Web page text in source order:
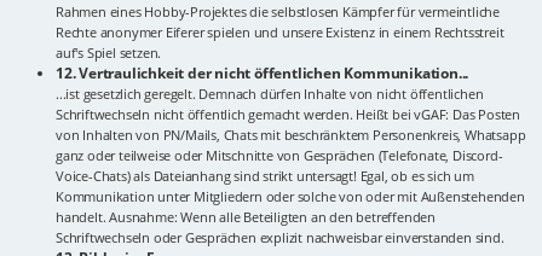
Rahmen eines Hobby-Projektes die selbstlosen Kämpfer für vermeintliche
Rechte anonymer Eiferer spielen und unsere Existenz in einem Rechtsstreit
auf's Spiel setzen.
12. Vertraulichkeit der nicht öffentlichen Kommunikation...
...ist gesetzlich geregelt. Demnach dürfen Inhalte von nicht öffentlichen
Schriftwechseln nicht öffentlich gemacht werden. Heißt bei vGAF: Das Posten
von Inhalten von PN/Mails, Chats mit beschränktem Personenkreis, Whatsapp
ganz oder teilweise oder Mitschnitte von Gesprächen (Telefonate, Discord-
Voice-Chats) als Dateianhang sind strikt untersagt! Egal, ob es sich um
Kommunikation unter Mitgliedern oder solche von oder mit Außenstehenden
handelt. Ausnahme: Wenn alle Beteiligten an den betreffenden
Schriftwechseln oder Gesprächen explizit nachweisbar einverstanden sind.